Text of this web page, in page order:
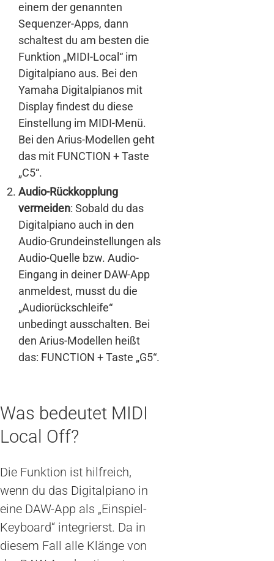
einem der genannten
Sequenzer-Apps, dann
schaltest du am besten die
Funktion „MIDI-Local“ im
Digitalpiano aus. Bei den
Yamaha Digitalpianos mit
Display findest du diese
Einstellung im MIDI-Menü.
Bei den Arius-Modellen geht
das mit FUNCTION + Taste
„C5“.
Audio-Rückkopplung
vermeiden: Sobald du das
Digitalpiano auch in den
Audio-Grundeinstellungen als
Audio-Quelle bzw. Audio-
Eingang in deiner DAW-App
anmeldest, musst du die
„Audiorückschleife“
unbedingt ausschalten. Bei
den Arius-Modellen heißt
das: FUNCTION + Taste „G5“.
Was bedeutet MIDI
Local Off?
Die Funktion ist hilfreich,
wenn du das Digitalpiano in
eine DAW-App als „Einspiel-
Keyboard“ integrierst. Da in
diesem Fall alle Klänge von